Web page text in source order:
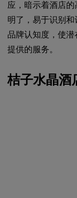
应，暗示着酒店
明了，易于识别
品牌认知度，使
提供的服务。
桔子水晶酒